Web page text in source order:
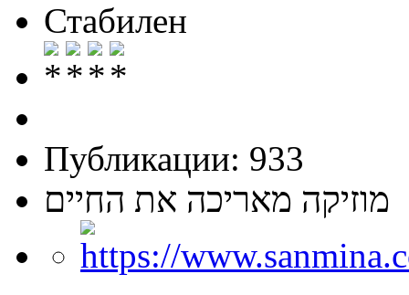
Стабилен
Публикации: 933
מוזיקה מאריכה את החיים